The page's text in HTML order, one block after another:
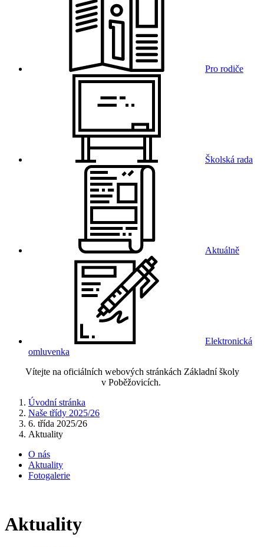
Pro rodiče
Školská rada
Aktuálně
Elektronická
omluvenka
Vítejte na oficiálních webových stránkách Základní školy
v Poběžovicích.
Úvodní stránka
Naše třídy 2025/26
6. třída 2025/26
Aktuality
O nás
Aktuality
Fotogalerie
Aktuality